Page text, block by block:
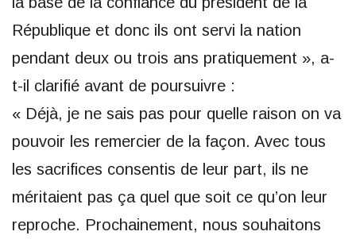
République et donc ils ont servi la nation
pendant deux ou trois ans pratiquement », a-
t-il clarifié avant de poursuivre :
« Déjà, je ne sais pas pour quelle raison on va
pouvoir les remercier de la façon. Avec tous
les sacrifices consentis de leur part, ils ne
méritaient pas ça quel que soit ce qu’on leur
reproche. Prochainement, nous souhaitons